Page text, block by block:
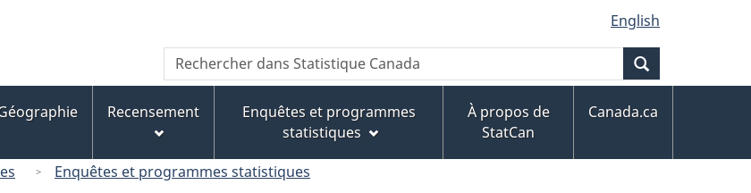
au
contenu
principal
« À
propos
de
ce
version
HTML
simplifiée
English
Recherche
Rechercher
dans
Canada
Recensement
Enquêtes et programmes
statistiques
À propos de
StatCan
Canada.ca
Enquêtes et programmes statistiques